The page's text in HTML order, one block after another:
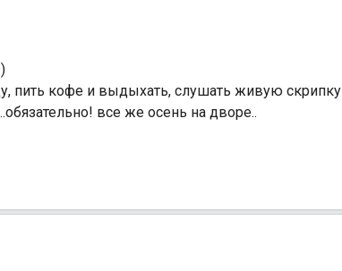
пить кофе и выдыхать, слушать живую скрипку
все же осень на дворе..